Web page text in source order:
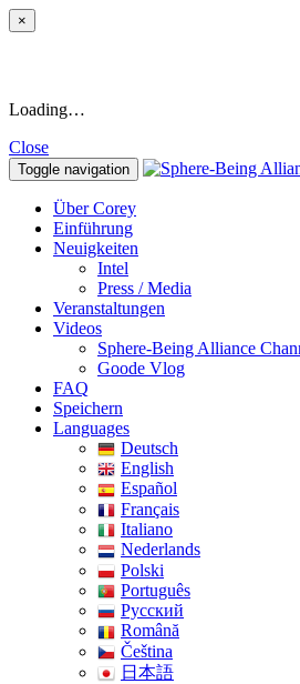
×
Loading…
Close
Toggle navigation
Über Corey
Einführung
Neuigkeiten
Intel
Press / Media
Veranstaltungen
Videos
Sphere-Being Alliance
Goode Vlog
FAQ
Speichern
Languages
Deutsch
English
Español
Français
Italiano
Nederlands
Polski
Português
Pусский
Română
Čeština
日本語